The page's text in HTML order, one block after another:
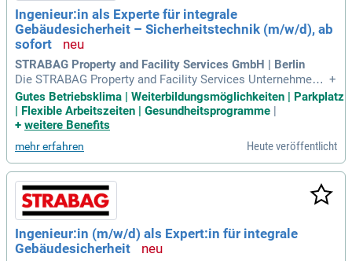
Ingenieur:in als Experte für integrale
Gebäudesicherheit – Sicherheitstechnik (m/w/d), ab
sofort
STRABAG Property and Facility Services GmbH | Berlin
Die STRABAG Property and Facility Services Unternehmens
gruppe ist Ihr Partner für innovative und nachhaltige Baulösu
ngen in Europa. Unser Fokus liegt auf Hochbau, Tiefbau so
wie der Baustoffproduktion und Projektentwicklung. Mit ein
alt und Inklusion in allen Bereichen. Unsere digitalen und te
chnischen Kompetenzen ermöglichen es uns, maßgeschnei
derte eco2solutions für jede Lebenszyklusphase Ihrer Immo
bilie anzubieten. Dies reicht von Büro- und Industriebauten b
is hin zu Logistikzentren und Rechenzentren. Vertrauen Sie
auf unsere Expertise im Technischen und Infrastrukturellen
Facility Management sowie im Property Management!
+
Gutes Betriebsklima | Weiterbildungsmöglichkeiten | Parkplatz
| Flexible Arbeitszeiten | Gesundheitsprogramme
+ weitere Benefits
mehr erfahren Heute veröffentlicht
Ingenieur:in (m/w/d) als Expert:in für integrale
Gebäudesicherheit